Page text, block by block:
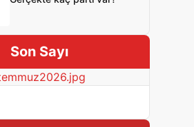
Son Sayı